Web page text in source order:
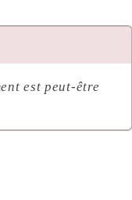
est peut-être